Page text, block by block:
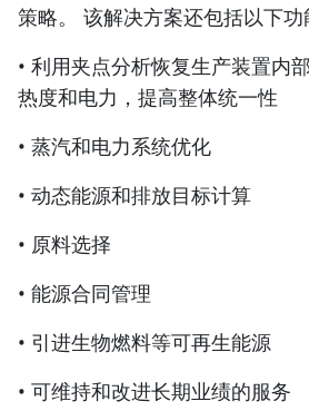
策略。 该解决方案还包括以下功
• 利用夹点分析恢复生产装置内
热度和电力，提高整体统一性
• 蒸汽和电力系统优化
• 动态能源和排放目标计算
• 原料选择
• 能源合同管理
• 引进生物燃料等可再生能源
• 可维持和改进长期业绩的服务